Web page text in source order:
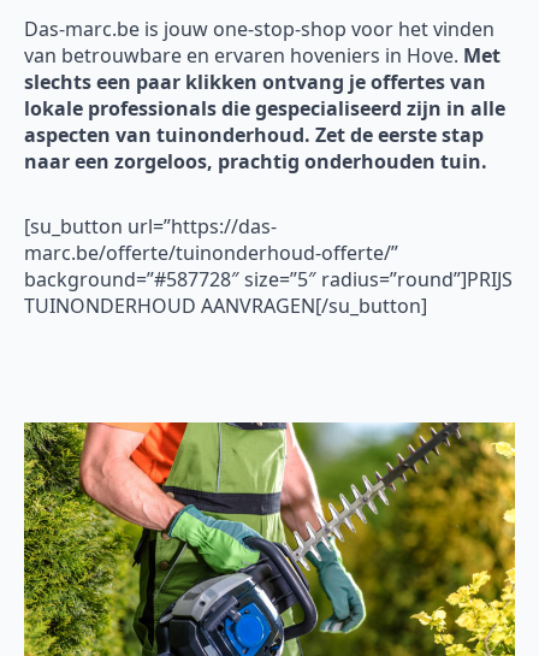
Das-marc.be is jouw one-stop-shop voor het vinden
van betrouwbare en ervaren hoveniers in Hove. Met
slechts een paar klikken ontvang je offertes van
lokale professionals die gespecialiseerd zijn in alle
aspecten van tuinonderhoud. Zet de eerste stap
naar een zorgeloos, prachtig onderhouden tuin.
[su_button url=”https://das-
marc.be/offerte/tuinonderhoud-offerte/”
background=”#587728″ size=”5″ radius=”round”]PRIJS
TUINONDERHOUD AANVRAGEN[/su_button]